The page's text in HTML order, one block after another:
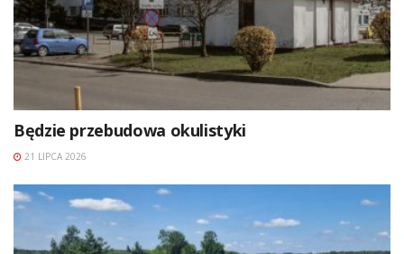
Będzie przebudowa okulistyki
21 LIPCA 2026